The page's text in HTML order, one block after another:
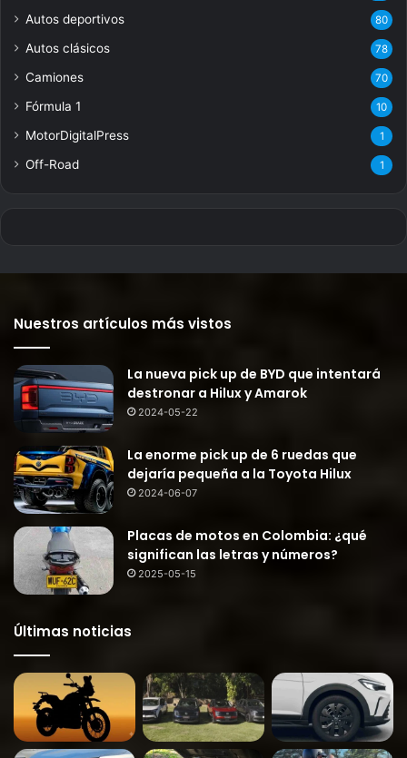
Autos deportivos 80
Autos clásicos 78
Camiones 70
Fórmula 1 10
MotorDigitalPress 1
Off-Road 1
Nuestros artículos más vistos
La nueva pick up de BYD que intentará
destronar a Hilux y Amarok
2024-05-22
La enorme pick up de 6 ruedas que
dejaría pequeña a la Toyota Hilux
2024-06-07
Placas de motos en Colombia: ¿qué
significan las letras y números?
2025-05-15
Últimas noticias